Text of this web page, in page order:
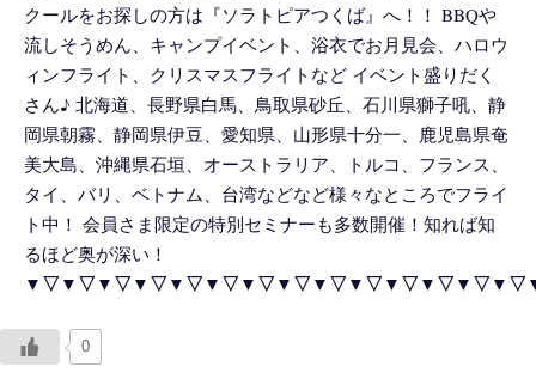
クールをお探しの方は『ソラトピアつくば』へ！！ BBQや
流しそうめん、キャンプイベント、浴衣でお月見会、ハロウ
ィンフライト、クリスマスフライトなど イベント盛りだく
さん♪ 北海道、長野県白馬、鳥取県砂丘、石川県獅子吼、静
岡県朝霧、静岡県伊豆、愛知県、山形県十分一、鹿児島県奄
美大島、沖縄県石垣、オーストラリア、トルコ、フランス、
タイ、バリ、ベトナム、台湾などなど様々なところでフライ
ト中！ 会員さま限定の特別セミナーも多数開催！知れば知
るほど奥が深い！
0